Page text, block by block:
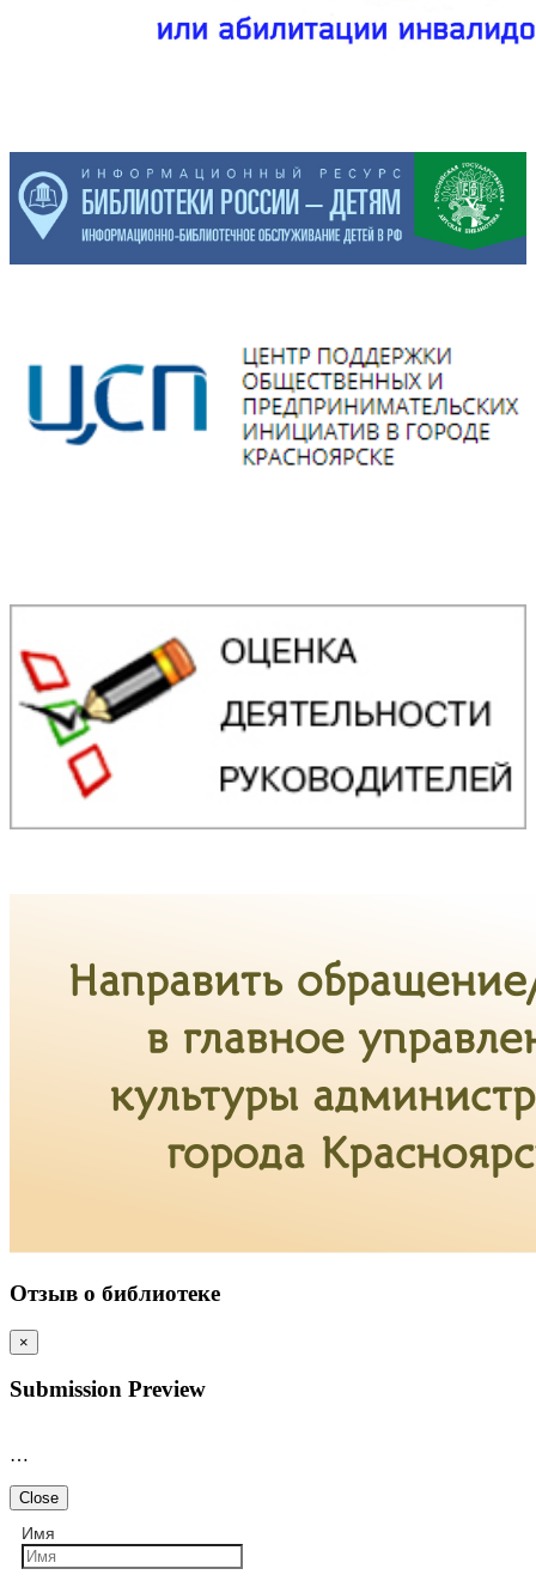
Отзыв о библиотеке
×
Submission Preview
…
Close
Имя